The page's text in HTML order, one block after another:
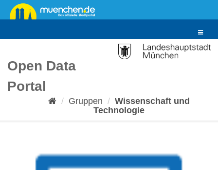
Überspringen
zum
Toggle
Open Data
Portal
Gruppen
Wissenschaft und
Technologie